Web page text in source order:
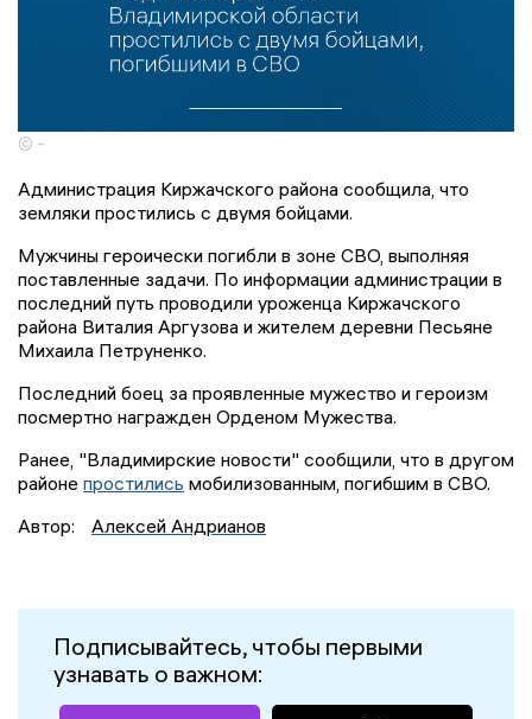
© -
Администрация Киржачского района сообщила, что
земляки простились с двумя бойцами.
Мужчины героически погибли в зоне СВО, выполняя
поставленные задачи. По информации администрации в
последний путь проводили уроженца Киржачского
района Виталия Аргузова и жителем деревни Песьяне
Михаила Петруненко.
Последний боец за проявленные мужество и героизм
посмертно награжден Орденом Мужества.
Ранее, "Владимирские новости" сообщили, что в другом
районе простились мобилизованным, погибшим в СВО.
Автор:
Алексей Андрианов
Подписывайтесь, чтобы первыми
узнавать о важном: